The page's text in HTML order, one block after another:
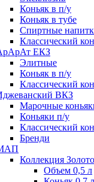
Коньяк в п/у
Коньяк в тубе
Спиртные
Классический
ЕКЗ
Элитные
Коньяк в п/у
Классический
ВКЗ
Марочные
Коньяки п/у
Классический
Бренди
Коллекция
Объем 0,5 л